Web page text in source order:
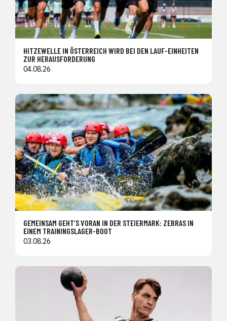
HITZEWELLE IN ÖSTERREICH WIRD BEI DEN LAUF-EINHEITEN
ZUR HERAUSFORDERUNG
04.08.26
GEMEINSAM GEHT’S VORAN IN DER STEIERMARK: ZEBRAS IN
EINEM TRAININGSLAGER-BOOT
03.08.26